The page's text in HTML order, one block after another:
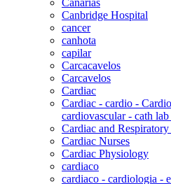
Canbridge Hospital
cancer
canhota
capilar
Carcacavelos
Carcavelos
Cardiac
Cardiac - cardio -
cardiovascular - cath
Cardiac and
Cardiac Nurses
Cardiac Physiology
cardiaco
cardiaco - cardiologia -